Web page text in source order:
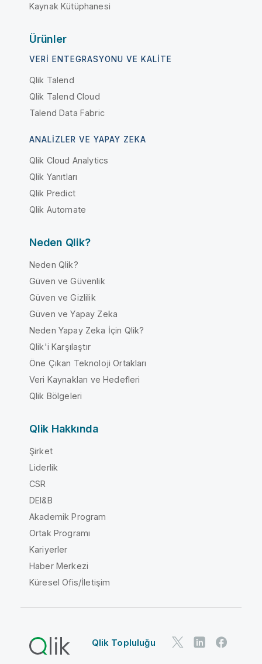
Kaynak Kütüphanesi
Ürünler
VERI ENTEGRASYONU VE KALITE
Qlik Talend
Qlik Talend Cloud
Talend Data Fabric
ANALIZLER VE YAPAY ZEKA
Qlik Cloud Analytics
Qlik Yanıtları
Qlik Predict
Qlik Automate
Neden Qlik?
Neden Qlik?
Güven ve Güvenlik
Güven ve Gizlilik
Güven ve Yapay Zeka
Neden Yapay Zeka İçin Qlik?
Qlik'i Karşılaştır
Öne Çıkan Teknoloji Ortakları
Veri Kaynakları ve Hedefleri
Qlik Bölgeleri
Qlik Hakkında
Şirket
Liderlik
CSR
DEI&B
Akademik Program
Ortak Programı
Kariyerler
Haber Merkezi
Küresel Ofis/İletişim
Qlik Topluluğu